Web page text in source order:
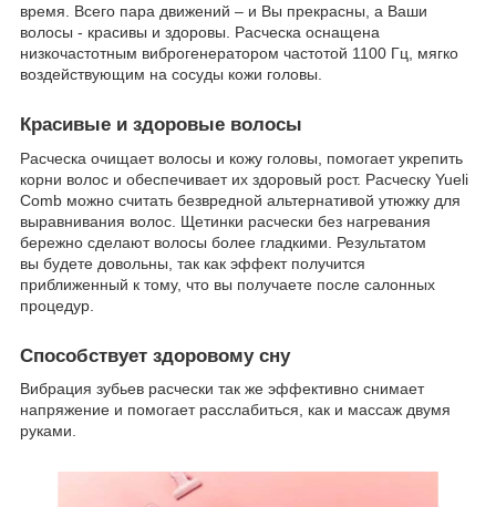
время. Всего пара движений – и Вы прекрасны, а Ваши
волосы - красивы и здоровы. Расческа оснащена
низкочастотным виброгенератором частотой 1100 Гц, мягко
воздействующим на сосуды кожи головы.
Красивые и здоровые волосы
Расческа очищает волосы и кожу головы, помогает укрепить
корни волос и обеспечивает их здоровый рост. Расческу Yueli
Comb можно считать безвредной альтернативой утюжку для
выравнивания волос. Щетинки расчески без нагревания
бережно сделают волосы более гладкими. Результатом
вы будете довольны, так как эффект получится
приближенный к тому, что вы получаете после салонных
процедур.
Способствует здоровому сну
Вибрация зубьев расчески так же эффективно снимает
напряжение и помогает расслабиться, как и массаж двумя
руками.